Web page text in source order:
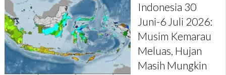
Indonesia 30
Juni-6 Juli 2026:
Musim Kemarau
Meluas, Hujan
Masih Mungkin